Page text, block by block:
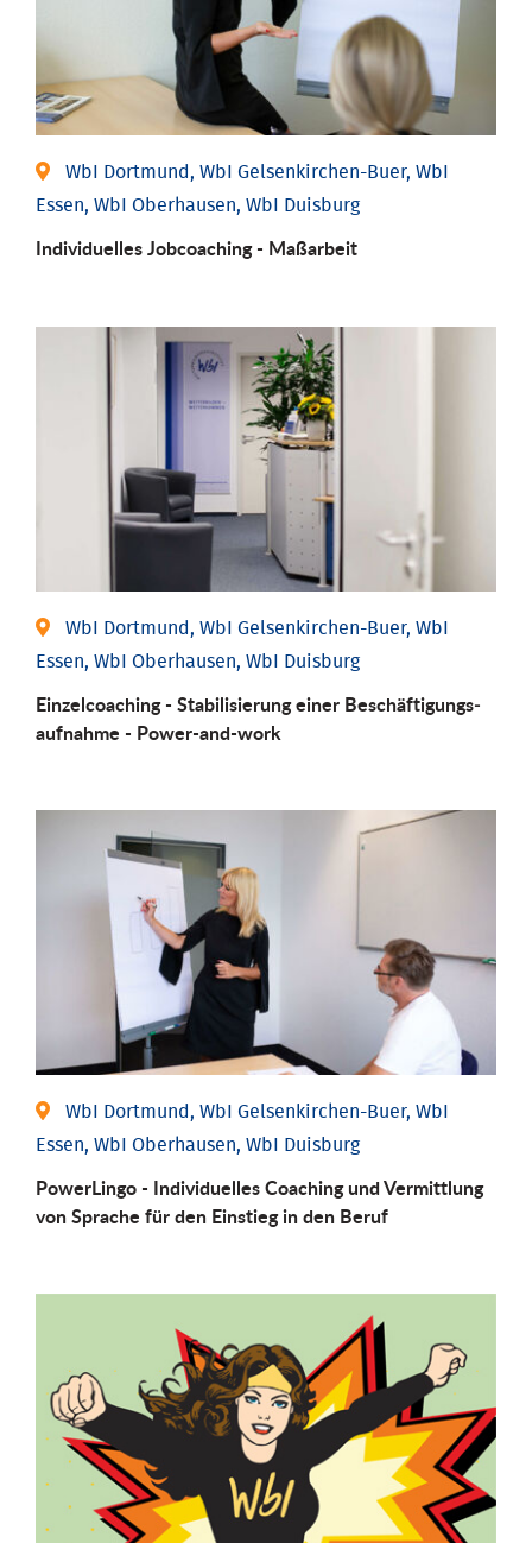
WbI Dortmund, WbI Gelsenkirchen-Buer, WbI
Essen, WbI Oberhausen, WbI Duisburg
Individu­elles Job­coaching - Maßarbeit
WbI Dortmund, WbI Gelsenkirchen-Buer, WbI
Essen, WbI Oberhausen, WbI Duisburg
Einzel­coaching - Stabili­sierung einer Be­schäftigungs­
aufnahme - Power-and-work
WbI Dortmund, WbI Gelsenkirchen-Buer, WbI
Essen, WbI Oberhausen, WbI Duisburg
PowerLingo - Individuelles Coaching und Vermittlung
von Sprache für den Einstieg in den Beruf